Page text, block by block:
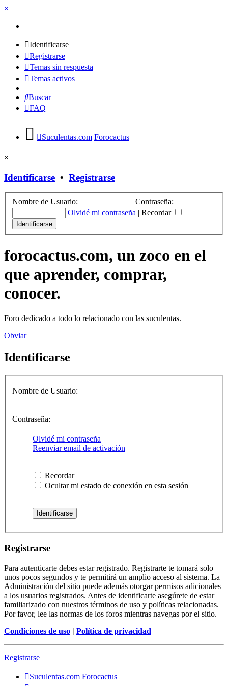
×
Identificarse
Registrarse
Temas sin respuesta
Temas activos
Buscar
FAQ
Suculentas.com Forocactus
×
Identificarse • Registrarse
Nombre de Usuario:
Contraseña:
Olvidé mi contraseña | Recordar
forocactus.com, un zoco en el
que aprender, comprar,
conocer.
Foro dedicado a todo lo relacionado con las suculentas.
Obviar
Identificarse
Nombre de Usuario:
Contraseña:
Olvidé mi contraseña
Reenviar email de activación
Recordar
Ocultar mi estado de conexión en esta sesión
Registrarse
Para autenticarte debes estar registrado. Registrarte te tomará solo
unos pocos segundos y te permitirá un amplio acceso al sistema. La
Administración del sitio puede además otorgar permisos adicionales
a los usuarios registrados. Antes de identificarte asegúrete de estar
familiarizado con nuestros términos de uso y políticas relacionadas.
Por favor, lee las normas de los foros mientras navegas por el sitio.
Condiciones de uso | Política de privacidad
Registrarse
Suculentas.com Forocactus